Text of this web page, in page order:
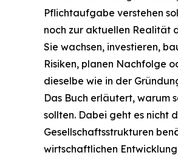
Pflichtaufgabe verstehen
noch zur aktuellen Realität
Sie wachsen, investieren,
Risiken, planen Nachfolge
dieselbe wie in der
Das Buch erläutert, warum
sollten. Dabei geht es nicht
Gesellschaftsstrukturen
wirtschaftlichen